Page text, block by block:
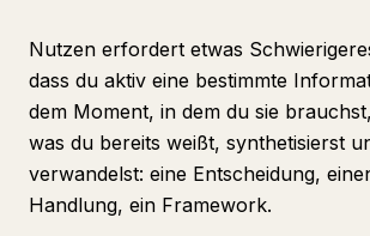
Nutzen erfordert etwas
dass du aktiv eine bestimmte
dem Moment, in dem du sie
was du bereits weißt, synthetisierst
verwandelst: eine Entscheidung,
Handlung, ein Framework.